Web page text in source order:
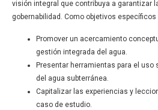
visión integral que contribuya a garantizar
gobernabilidad. Como objetivos
Promover un acercamiento
gestión integrada del agua.
Presentar herramientas para el uso
del agua subterránea.
Capitalizar las experiencias y
caso de estudio.